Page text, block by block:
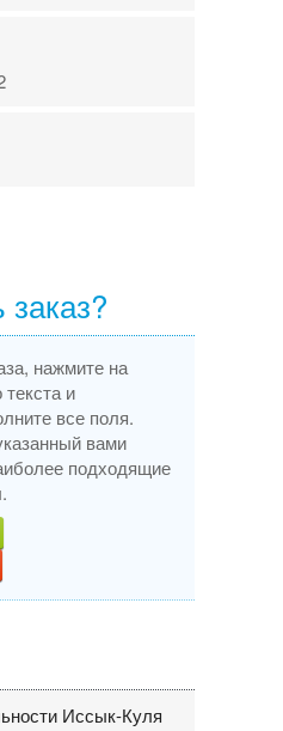
заказ?
нажмите на
текста и
все поля.
вами
подходящие
Иссык-Куля